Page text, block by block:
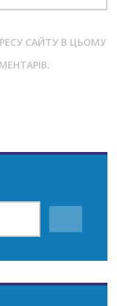
САЙТУ В ЦЬОМУ